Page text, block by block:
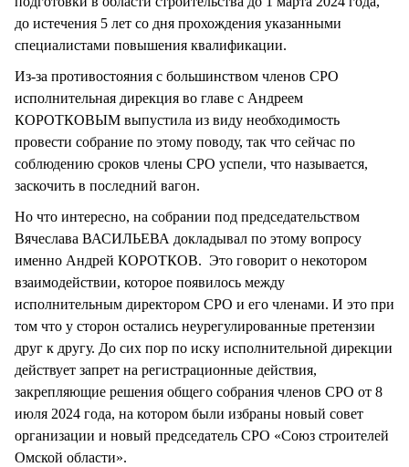
до истечения 5 лет со дня прохождения указанными
специалистами повышения квалификации.
Из-за противостояния с большинством членов СРО
исполнительная дирекция во главе с Андреем
КОРОТКОВЫМ выпустила из виду необходимость
провести собрание по этому поводу, так что сейчас по
соблюдению сроков члены СРО успели, что называется,
заскочить в последний вагон.
Но что интересно, на собрании под председательством
Вячеслава ВАСИЛЬЕВА докладывал по этому вопросу
именно Андрей КОРОТКОВ. Это говорит о некотором
взаимодействии, которое появилось между
исполнительным директором СРО и его членами. И это при
том что у сторон остались неурегулированные претензии
друг к другу. До сих пор по иску исполнительной дирекции
действует запрет на регистрационные действия,
закрепляющие решения общего собрания членов СРО от 8
июля 2024 года, на котором были избраны новый совет
организации и новый председатель СРО «Союз строителей
Омской области».